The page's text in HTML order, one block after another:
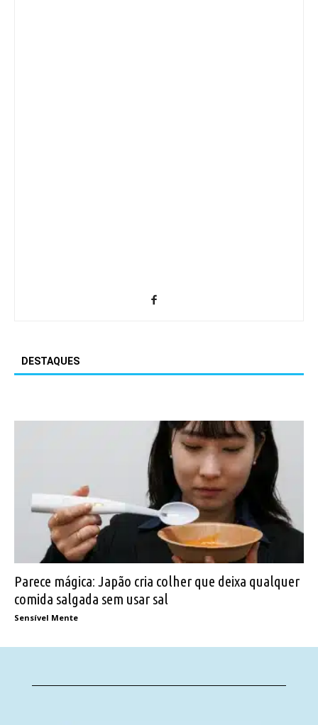
DESTAQUES
Parece mágica: Japão cria colher que deixa qualquer
comida salgada sem usar sal
Sensível Mente